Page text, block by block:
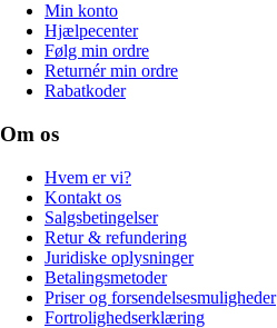
Min konto
Hjælpecenter
Følg min ordre
Returnér min ordre
Rabatkoder
Om os
Hvem er vi?
Kontakt os
Salgsbetingelser
Retur & refundering
Juridiske oplysninger
Betalingsmetoder
Priser og forsendelsesmuligheder
Fortrolighedserklæring